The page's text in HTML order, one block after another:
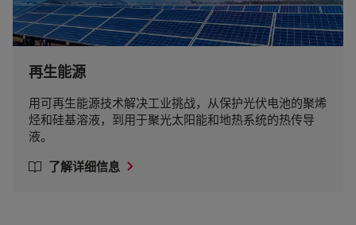
再生能源
用可再生能源技术解决工业挑战，从保护光伏电池的聚烯
烃和硅基溶液，到用于聚光太阳能和地热系统的热传导
液。
了解详细信息